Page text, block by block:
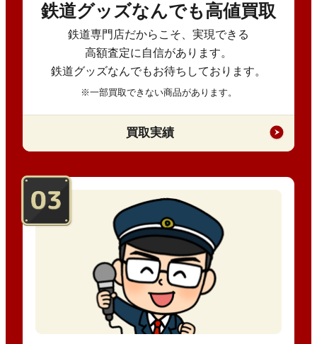
鉄道グッズなんでも高値買取
鉄道専門店だからこそ、実現できる
高額査定に自信があります。
鉄道グッズなんでもお待ちしております。
※一部買取できない商品があります。
買取実績